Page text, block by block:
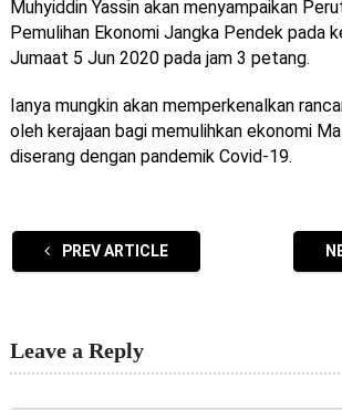
Muhyiddin Yassin akan menyampaikan
Pemulihan Ekonomi Jangka Pendek pada
Jumaat 5 Jun 2020 pada jam 3 petang.
Ianya mungkin akan memperkenalkan
oleh kerajaan bagi memulihkan ekonomi
diserang dengan pandemik Covid-19.
PREV ARTICLE
Leave a Reply